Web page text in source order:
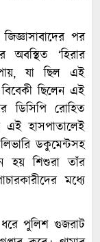
পর
অবস্থিত ‘হিরার
পায়, যা ছিল এই
ছিলেন এই
ডিসিপি রোহিত
এই হাসপাতালেই
ডকুমেন্টসহ
হয় শিশুরা তাঁর
মধ্যে
পুলিশ গুজরাট